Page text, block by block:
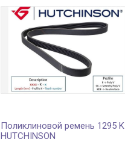
Поликлиновой ремень 1295
HUTCHINSON